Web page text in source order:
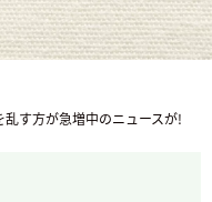
す方が急増中のニュースが!